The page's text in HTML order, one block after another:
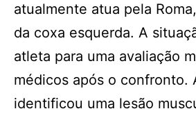
atualmente atua pela
da coxa esquerda. A
atleta para uma avaliação
médicos após o confronto.
identificou uma lesão